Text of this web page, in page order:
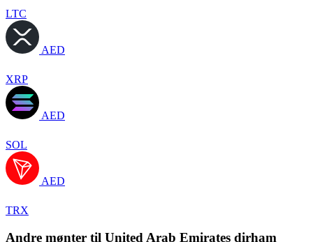
LTC
AED
XRP
AED
SOL
AED
TRX
Andre mønter til United Arab Emirates dirham